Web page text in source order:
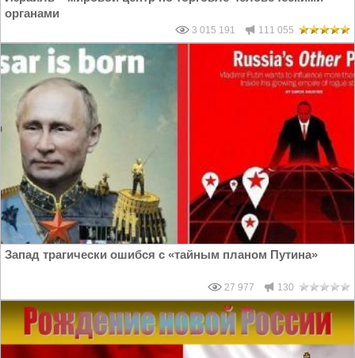
органами
3 015 191 111 055
Запад трагически ошибся с «тайным планом Путина»
27 977 130